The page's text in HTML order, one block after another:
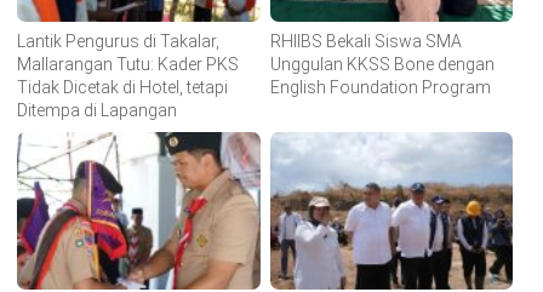
Lantik Pengurus di Takalar,
Mallarangan Tutu: Kader PKS
Tidak Dicetak di Hotel, tetapi
Ditempa di Lapangan
RHIIBS Bekali Siswa SMA
Unggulan KKSS Bone dengan
English Foundation Program